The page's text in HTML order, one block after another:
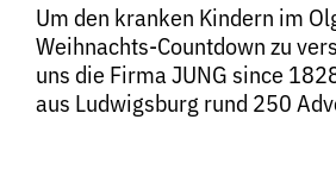
Um den kranken Kindern im
Weihnachts-Countdown zu
uns die Firma JUNG since
aus Ludwigsburg rund 250